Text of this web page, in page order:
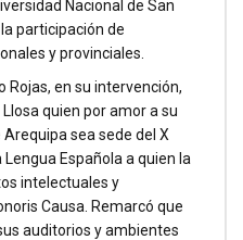
Nacional de San
participación de
y provinciales.
Rojas, en su intervención,
quien por amor a su
sea sede del X
Española a quien la
intelectuales y
Causa. Remarcó que
auditorios y ambientes